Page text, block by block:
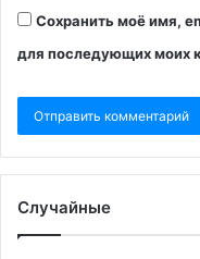
Сохранить моё имя,
для последующих моих
Случайные